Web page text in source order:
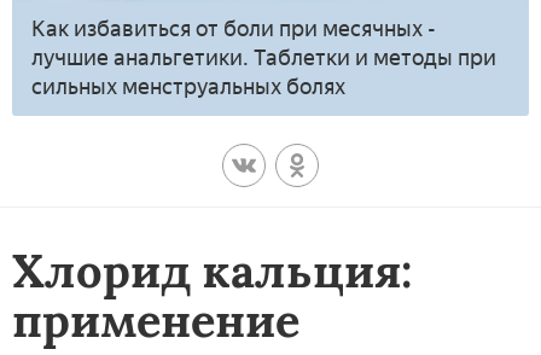
Как избавиться от боли при месячных -
лучшие анальгетики. Таблетки и методы при
сильных менструальных болях
Хлорид кальция:
применение